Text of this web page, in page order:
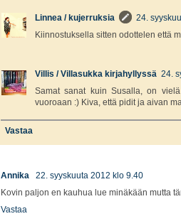
Linnea / kujerruksia
24.
Kiinnostuksella sitten odottelen että
Villis / Villasukka kirjahyllyssä 24.
Samat sanat kuin Susalla, on
vuoroaan :) Kiva, että pidit ja aivan
Vastaa
Annika
22. syyskuuta 2012 klo 9.40
Kovin paljon en kauhua lue minäkään mutta
Vastaa